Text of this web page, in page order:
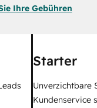
Ihre Gebühren
Starter
Unverzichtbare
Kundenservice